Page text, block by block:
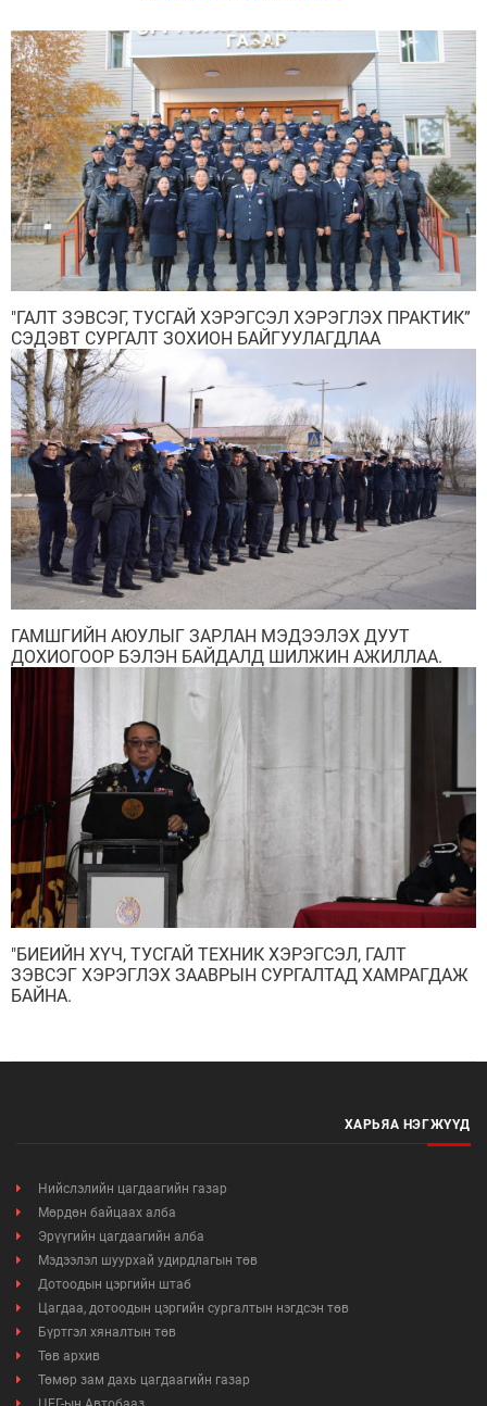
"ГАЛТ ЗЭВСЭГ, ТУСГАЙ ХЭРЭГСЭЛ ХЭРЭГЛЭХ ПРАКТИК”
СЭДЭВТ СУРГАЛТ ЗОХИОН БАЙГУУЛАГДЛАА
ГАМШГИЙН АЮУЛЫГ ЗАРЛАН МЭДЭЭЛЭХ ДУУТ
ДОХИОГООР БЭЛЭН БАЙДАЛД ШИЛЖИН АЖИЛЛАА.
"БИЕИЙН ХҮЧ, ТУСГАЙ ТЕХНИК ХЭРЭГСЭЛ, ГАЛТ
ЗЭВСЭГ ХЭРЭГЛЭХ ЗААВРЫН СУРГАЛТАД ХАМРАГДАЖ
БАЙНА.
ХАРЬЯА НЭГЖҮҮД
Нийслэлийн цагдаагийн газар
Мөрдөн байцаах алба
Эрүүгийн цагдаагийн алба
Мэдээлэл шуурхай удирдлагын төв
Дотоодын цэргийн штаб
Цагдаа, дотоодын цэргийн сургалтын нэгдсэн төв
Бүртгэл хяналтын төв
Төв архив
Төмөр зам дахь цагдаагийн газар